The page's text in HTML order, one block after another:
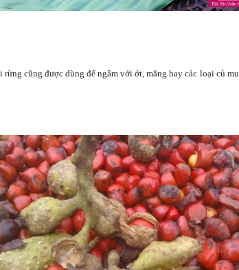
cũng được dùng để ngâm với ớt, măng hay các loại củ